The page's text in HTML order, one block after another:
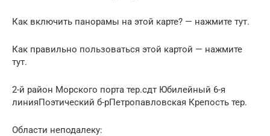
Как включить панорамы на этой карте? — нажмите тут.
Как правильно пользоваться этой картой — нажмите
тут.
2-й район Морского порта тер.сдт Юбилейный 6-я
линияПоэтический б-рПетропавловская Крепость тер.
Области неподалеку: